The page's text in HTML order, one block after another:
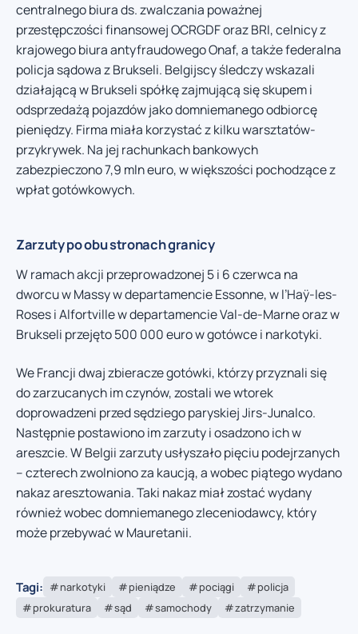
centralnego biura ds. zwalczania poważnej
przestępczości finansowej OCRGDF oraz BRI, celnicy z
krajowego biura antyfraudowego Onaf, a także federalna
policja sądowa z Brukseli. Belgijscy śledczy wskazali
działającą w Brukseli spółkę zajmującą się skupem i
odsprzedażą pojazdów jako domniemanego odbiorcę
pieniędzy. Firma miała korzystać z kilku warsztatów-
przykrywek. Na jej rachunkach bankowych
zabezpieczono 7,9 mln euro, w większości pochodzące z
wpłat gotówkowych.
Zarzuty po obu stronach granicy
W ramach akcji przeprowadzonej 5 i 6 czerwca na
dworcu w Massy w departamencie Essonne, w l’Haÿ-les-
Roses i Alfortville w departamencie Val-de-Marne oraz w
Brukseli przejęto 500 000 euro w gotówce i narkotyki.
We Francji dwaj zbieracze gotówki, którzy przyznali się
do zarzucanych im czynów, zostali we wtorek
doprowadzeni przed sędziego paryskiej Jirs-Junalco.
Następnie postawiono im zarzuty i osadzono ich w
areszcie. W Belgii zarzuty usłyszało pięciu podejrzanych
– czterech zwolniono za kaucją, a wobec piątego wydano
nakaz aresztowania. Taki nakaz miał zostać wydany
również wobec domniemanego zleceniodawcy, który
może przebywać w Mauretanii.
Tagi: narkotyki pieniądze pociągi
policja
prokuratura
sąd samochody zatrzymanie